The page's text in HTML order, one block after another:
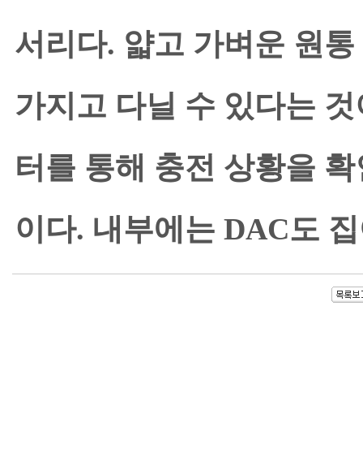
서리다. 얇고 가벼운 원
가지고 다닐 수 있다는
터를 통해 충전 상황을
이다. 내부에는 DAC도